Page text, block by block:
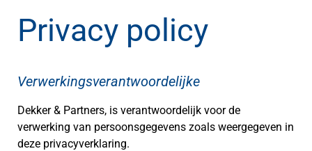
Privacy policy
Verwerkingsverantwoordelijke
Dekker & Partners, is verantwoordelijk voor de
verwerking van persoonsgegevens zoals weergegeven in
deze privacyverklaring.